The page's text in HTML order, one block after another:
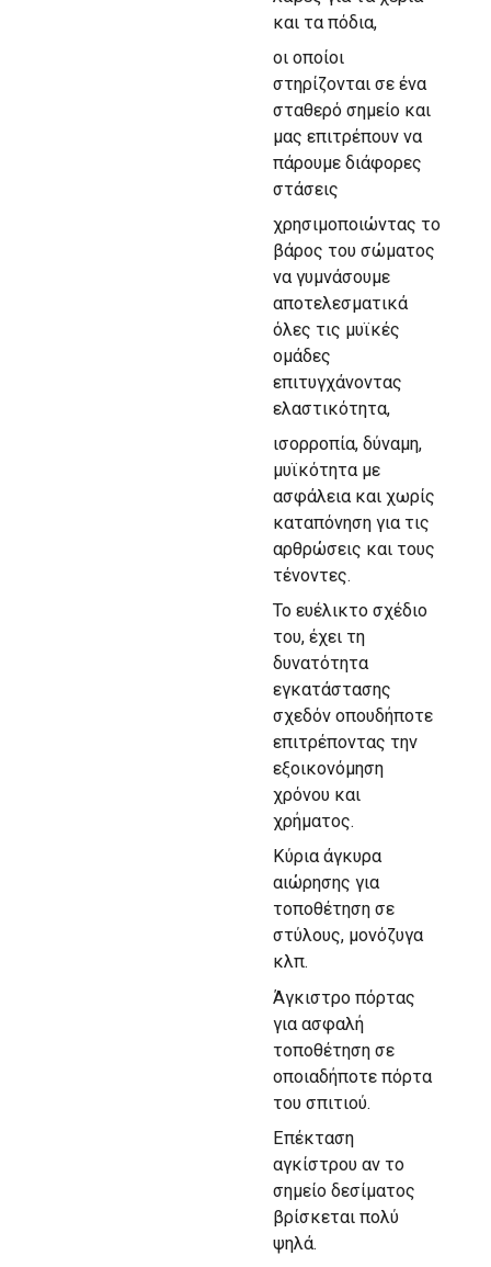
και τα πόδια,
οι οποίοι
στηρίζονται σε ένα
σταθερό σημείο και
μας επιτρέπουν να
πάρουμε διάφορες
στάσεις
χρησιμοποιώντας το
βάρος του σώματος
να γυμνάσουμε
αποτελεσματικά
όλες τις μυϊκές
ομάδες
επιτυγχάνοντας
ελαστικότητα,
ισορροπία, δύναμη,
μυϊκότητα με
ασφάλεια και χωρίς
καταπόνηση για τις
αρθρώσεις και τους
τένοντες.
Το ευέλικτο σχέδιο
του, έχει τη
δυνατότητα
εγκατάστασης
σχεδόν οπουδήποτε
επιτρέποντας την
εξοικονόμηση
χρόνου και
χρήματος.
Κύρια άγκυρα
αιώρησης για
τοποθέτηση σε
στύλους, μονόζυγα
κλπ.
Άγκιστρο πόρτας
για ασφαλή
τοποθέτηση σε
οποιαδήποτε πόρτα
του σπιτιού.
Επέκταση
αγκίστρου αν το
σημείο δεσίματος
βρίσκεται πολύ
ψηλά.